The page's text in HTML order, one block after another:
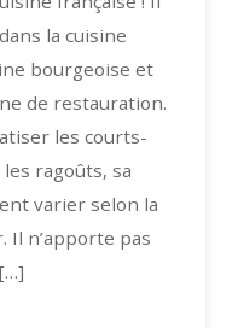
la cuisine
bourgeoise et
de restauration.
les courts-
ragoûts, sa
varier selon la
Il n’apporte pas